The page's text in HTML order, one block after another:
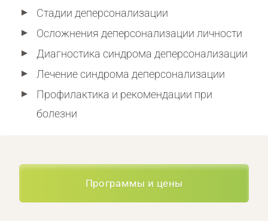
Стадии деперсонализации
Осложнения деперсонализации личности
Диагностика синдрома деперсонализации
Лечение синдрома деперсонализации
Профилактика и рекомендации при
болезни
Программы и цены